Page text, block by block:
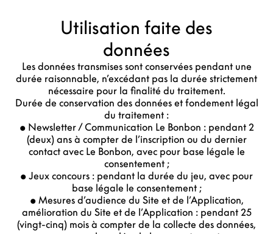
Utilisation faite des
données
Les données transmises sont conservées pendant une
durée raisonnable, n’excédant pas la durée strictement
nécessaire pour la finalité du traitement.
Durée de conservation des données et fondement légal
du traitement :
• Newsletter / Communication Le Bonbon : pendant 2
(deux) ans à compter de l’inscription ou du dernier
contact avec Le Bonbon, avec pour base légale le
consentement ;
• Jeux concours : pendant la durée du jeu, avec pour
base légale le consentement ;
• Mesures d’audience du Site et de l’Application,
amélioration du Site et de l’Application : pendant 25
(vingt-cinq) mois à compter de la collecte des données,